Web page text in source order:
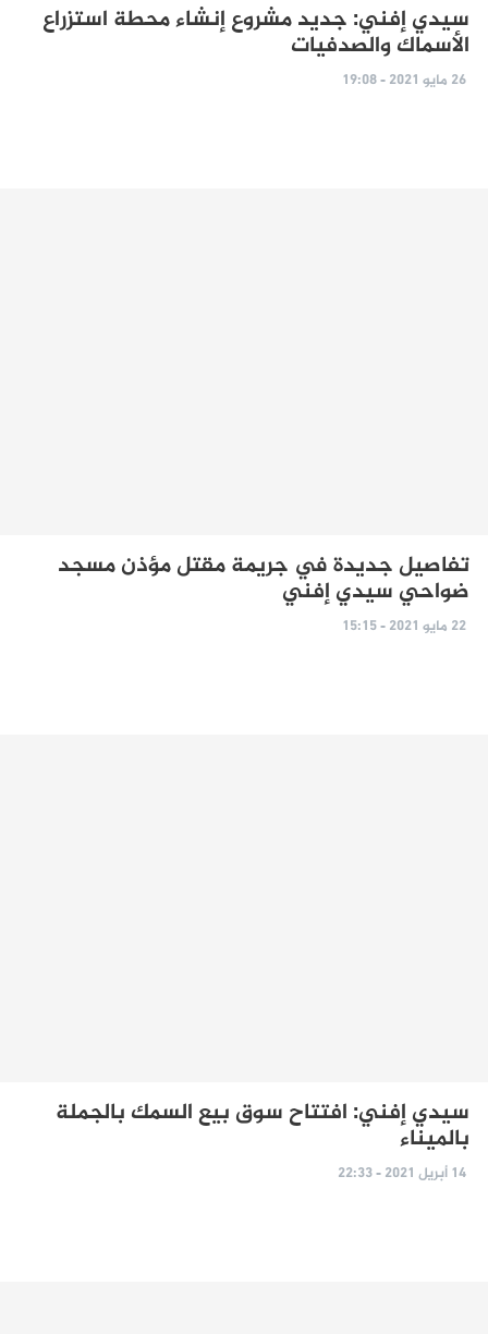
سيدي إفني: جديد مشروع إنشاء محطة استزراع
الأسماك والصدفيات
26 مايو 2021 - 19:08
تفاصيل جديدة في جريمة مقتل مؤذن مسجد
ضواحي سيدي إفني
22 مايو 2021 - 15:15
سيدي إفني: افتتاح سوق بيع السمك بالجملة
بالميناء
14 أبريل 2021 - 22:33